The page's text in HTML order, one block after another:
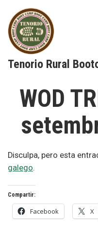
contenido
Tenorio Rural
WOD
Disculpa, pero esta
galego.
Compartir:
Facebook X